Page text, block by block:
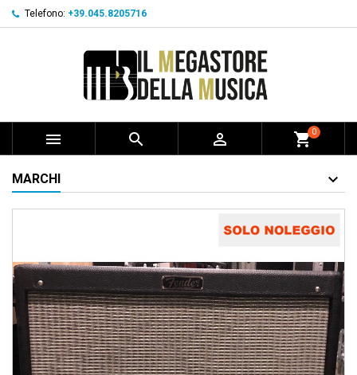
Telefono: +39.045.8205716
   shopping_cart0
MARCHI